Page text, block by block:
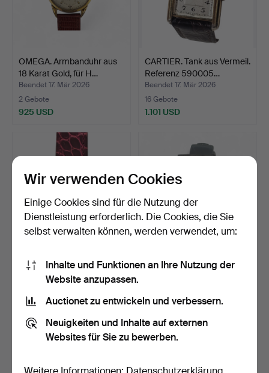
OMEGA. Armbanduhr aus
18 Karat Gold, für H…
Beendet 17. Mär 2026
2 Gebote
925 USD
CARTIER. Tank aus Vermeil.
Referenz 590005…
Beendet 17. Mär 2026
16 Gebote
1.101 USD
Chopard Happy Sport
Armbanduhr Roségold mi…
3 Gebote
TUDOR. Prinzessin
10 Gebote
Wir verwenden Cookies
Einige Cookies sind für die Nutzung der
Dienstleistung erforderlich. Die Cookies, die Sie
selbst verwalten können, werden verwendet, um:
Inhalte und Funktionen an Ihre Nutzung der
Website anzupassen.
Auctionet zu entwickeln und verbessern.
Neuigkeiten und Inhalte auf externen
Websites für Sie zu bewerben.